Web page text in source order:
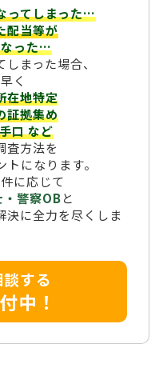
ってしまった…
配当等が
なった…
まった場合、
く
在地特定
証拠集め
口など
査方法を
になります。
に応じて
警察OBと
決に全力を尽くしま
する
中！